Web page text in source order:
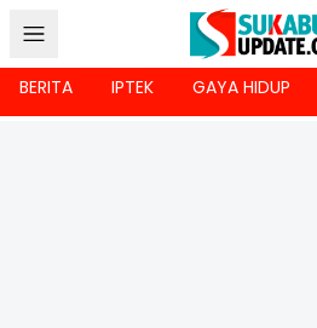
BERITA IPTEK GAYA HIDUP